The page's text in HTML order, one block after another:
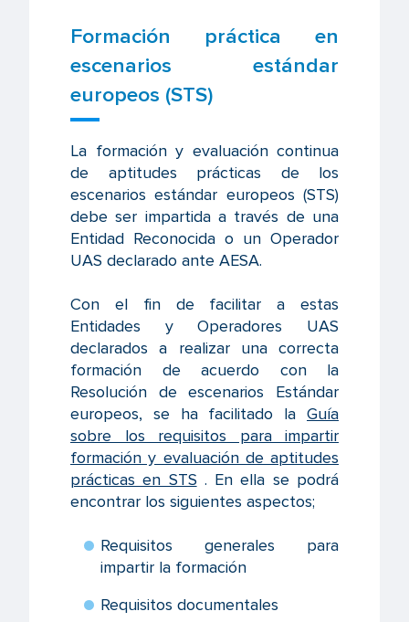
Formación práctica en
escenarios estándar
europeos (STS)
La formación y evaluación continua
de aptitudes prácticas de los
escenarios estándar europeos (STS)
debe ser impartida a través de una
Entidad Reconocida o un Operador
UAS declarado ante AESA.
Con el fin de facilitar a estas
Entidades y Operadores UAS
declarados a realizar una correcta
formación de acuerdo con la
Resolución de escenarios Estándar
europeos, se ha facilitado la Guía
sobre los requisitos para impartir
formación y evaluación de aptitudes
prácticas en STS . En ella se podrá
encontrar los siguientes aspectos;
Requisitos generales para
impartir la formación
Requisitos documentales